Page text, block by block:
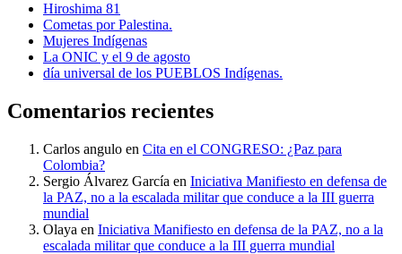
Hiroshima 81
Cometas por Palestina.
Mujeres Indígenas
La ONIC y el 9 de agosto
día universal de los PUEBLOS Indígenas.
Comentarios recientes
Carlos angulo en Cita en el CONGRESO: ¿Paz para
Colombia?
Sergio Álvarez García en Iniciativa Manifiesto en defensa de
la PAZ, no a la escalada militar que conduce a la III guerra
mundial
Olaya en Iniciativa Manifiesto en defensa de la PAZ, no a la
escalada militar que conduce a la III guerra mundial